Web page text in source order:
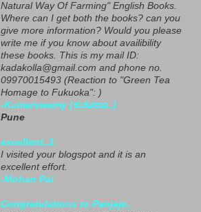
Natural Way Of Farming" English Books.
Where can I get both the books? can you
give more information? Would you please
write me if you know about availibility
these books. This is my mail ID:
kadakolla@gmail.com and phone no.
09970015493 (Reaction to "Green Tea
Homage to Fukuoka": )
-Kumarswamy (ಕುಕೂಊ..)
Pune
excellent..1
I visited your blogspot and it is an
excellent effort.
-Mohan Pai
Congratulations to Panjaje..